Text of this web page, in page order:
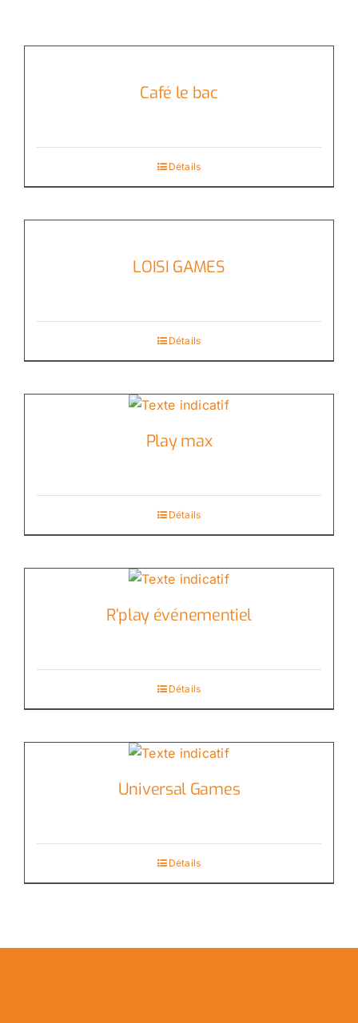
Café le bac
Détails
LOISI GAMES
Détails
Play max
Détails
R’play événementiel
Détails
Universal Games
Détails